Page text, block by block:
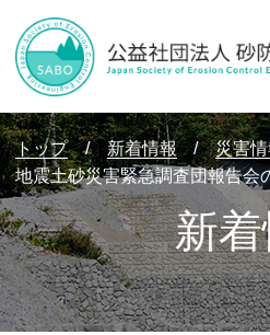
新
トップ / 新着情報 / 災害情
地震土砂災害緊急調査団報告会